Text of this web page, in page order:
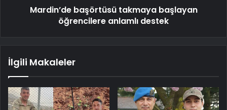
Mardin’de başörtüsü takmaya başlayan
öğrencilere anlamlı destek
İlgili Makaleler